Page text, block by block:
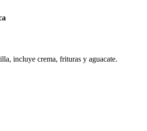
incluye crema, frituras y aguacate.